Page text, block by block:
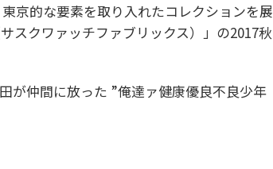
京的な要素を取り入れたコレクションを展
スクワァッチファブリックス）」の2017秋
が仲間に放った ”俺達ァ健康優良不良少年